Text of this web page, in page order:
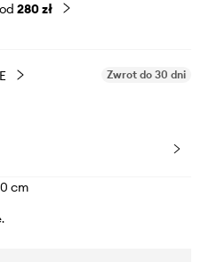
280 zł
Zwrot do 30 dni
cm